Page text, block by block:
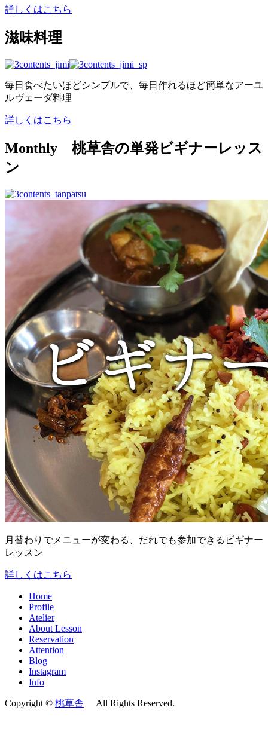
詳しくはこちら
滋味料理
毎日食べたいほどシンプルで、毎日作れるほど簡単なアーユ
ルヴェーダ料理
詳しくはこちら
Monthly 桃草舎の単発ビギナーレッス
ン
月替わりでメニューが変わる、だれでも参加できるビギナー
レッスン
詳しくはこちら
Home
Profile
Atelier
About Lesson
Reservation
Attention
Blog
Instagram
Info
Copyright © 桃草舎 All Rights Reserved.